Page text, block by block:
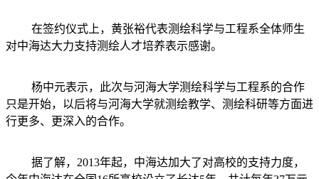
在签约仪式上，黄张裕代表测绘科学与工程系全体师生
对中海达大力支持测绘人才培养表示感谢。
杨中元表示，此次与河海大学测绘科学与工程系的合作
只是开始，以后将与河海大学就测绘教学、测绘科研等方面进
行更多、更深入的合作。
据了解，2013年起，中海达加大了对高校的支持力度，